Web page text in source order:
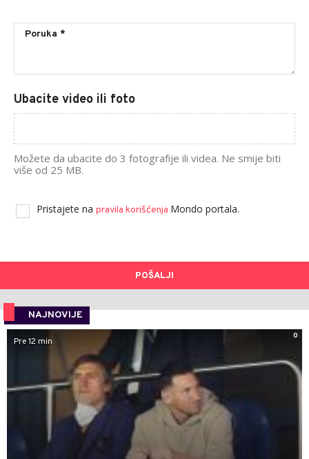
Ubacite video ili foto
Možete da ubacite do 3 fotografije ili videa. Ne smije biti
više od 25 MB.
Pristajete na pravila korišćenja Mondo portala.
POŠALJI
NAJNOVIJE
0
Pre 12 min